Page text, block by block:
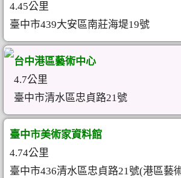
4.45公里
臺中市439大安區南莊海堤19號
台中港區藝術中心
4.7公里
臺中市清水區忠貞路21號
臺中市美術家資料館
4.74公里
臺中市436清水區忠貞路21號(港區藝